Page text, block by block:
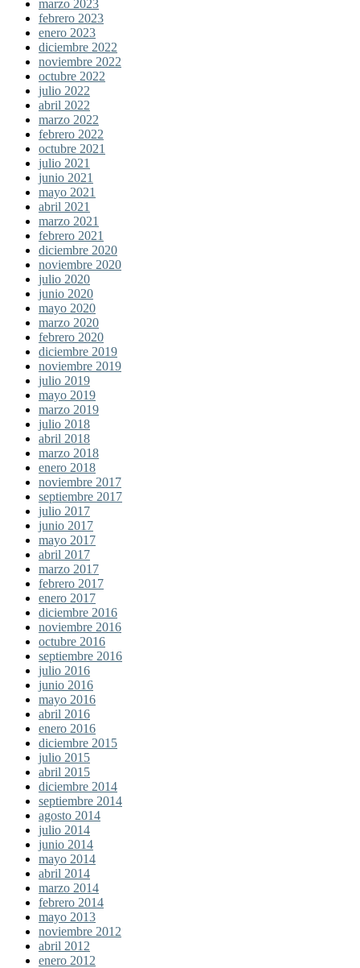
marzo 2023
febrero 2023
enero 2023
diciembre 2022
noviembre 2022
octubre 2022
julio 2022
abril 2022
marzo 2022
febrero 2022
octubre 2021
julio 2021
junio 2021
mayo 2021
abril 2021
marzo 2021
febrero 2021
diciembre 2020
noviembre 2020
julio 2020
junio 2020
mayo 2020
marzo 2020
febrero 2020
diciembre 2019
noviembre 2019
julio 2019
mayo 2019
marzo 2019
julio 2018
abril 2018
marzo 2018
enero 2018
noviembre 2017
septiembre 2017
julio 2017
junio 2017
mayo 2017
abril 2017
marzo 2017
febrero 2017
enero 2017
diciembre 2016
noviembre 2016
octubre 2016
septiembre 2016
julio 2016
junio 2016
mayo 2016
abril 2016
enero 2016
diciembre 2015
julio 2015
abril 2015
diciembre 2014
septiembre 2014
agosto 2014
julio 2014
junio 2014
mayo 2014
abril 2014
marzo 2014
febrero 2014
mayo 2013
noviembre 2012
abril 2012
enero 2012